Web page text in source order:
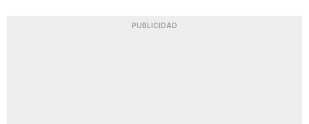
PUBLICIDAD